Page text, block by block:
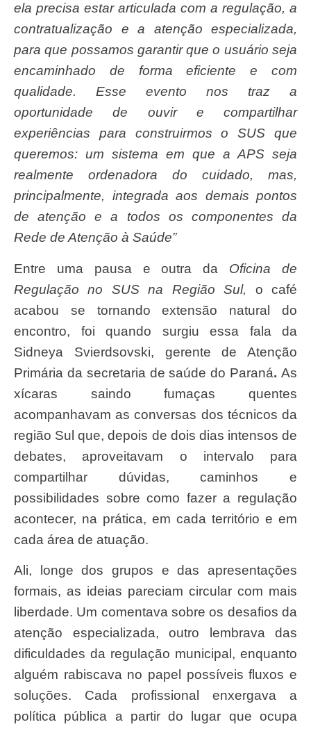
ela precisa estar articulada com a regulação, a
contratualização e a atenção especializada,
para que possamos garantir que o usuário seja
encaminhado de forma eficiente e com
qualidade. Esse evento nos traz a
oportunidade de ouvir e compartilhar
experiências para construirmos o SUS que
queremos: um sistema em que a APS seja
realmente ordenadora do cuidado, mas,
principalmente, integrada aos demais pontos
de atenção e a todos os componentes da
Rede de Atenção à Saúde”
Entre uma pausa e outra da Oficina de
Regulação no SUS na Região Sul,
o café
acabou se tornando extensão natural do
encontro, foi quando surgiu essa fala da
Sidneya Svierdsovski, gerente de Atenção
Primária da secretaria de saúde do Paraná.As
xícaras saindo fumaças quentes
acompanhavam as conversas dos técnicos da
região Sul que, depois de dois dias intensos de
debates, aproveitavam o intervalo para
compartilhar dúvidas, caminhos e
possibilidades sobre como fazer a regulação
acontecer, na prática, em cada território e em
cada área de atuação.
Ali, longe dos grupos e das apresentações
formais, as ideias pareciam circular com mais
liberdade. Um comentava sobre os desafios da
atenção especializada, outro lembrava das
dificuldades da regulação municipal, enquanto
alguém rabiscava no papel possíveis fluxos e
soluções. Cada profissional enxergava a
política pública a partir do lugar que ocupa